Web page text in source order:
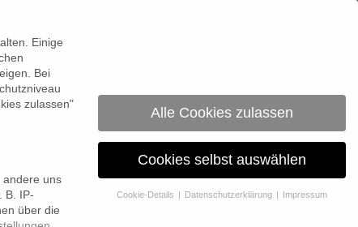
persönlichen Stil
Einige
Bei
zulassen"
andere uns
B. IP-
über die
Alle Cookies zulassen
Cookies selbst auswählen
Cookie-Details Datenschutzerklärung Impressum